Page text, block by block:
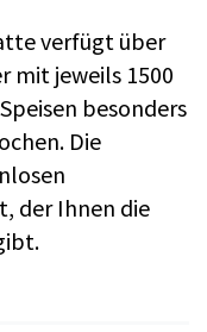
verfügt über
mit jeweils 1500
besonders
Die
der Ihnen die